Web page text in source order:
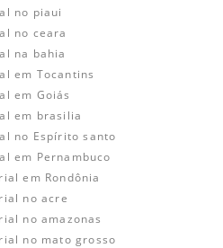
no piaui
no ceara
na bahia
em Tocantins
em Goiás
em brasilia
no Espírito santo
em Pernambuco
em Rondônia
no acre
no amazonas
no mato grosso